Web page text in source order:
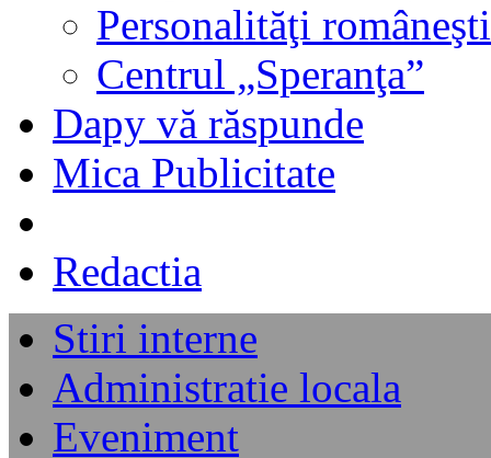
Personalităţi româneşti
Centrul „Speranţa”
Dapy vă răspunde
Mica Publicitate
Redactia
Stiri interne
Administratie locala
Eveniment